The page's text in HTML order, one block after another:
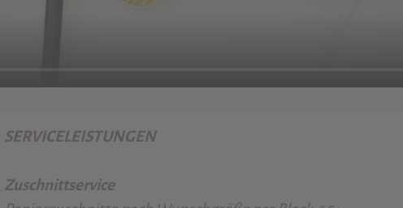
SERVICELEISTUNGEN
Zuschnittservice